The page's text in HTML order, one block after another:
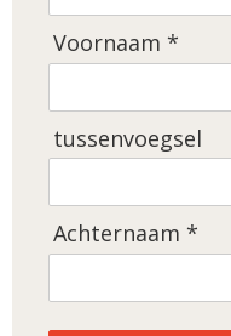
Voornaam *
tussenvoegsel
Achternaam *